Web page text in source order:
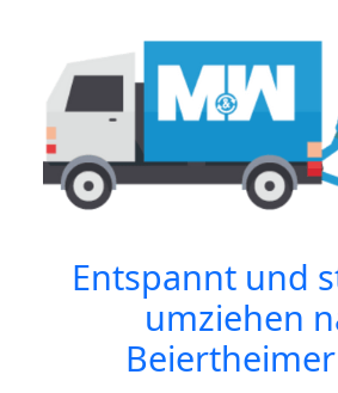
Entspannt und
umziehen